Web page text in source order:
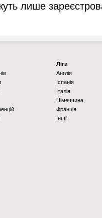
лише
Ліги
Англія
Іспанія
Італія
Німеччина
Франція
Інші